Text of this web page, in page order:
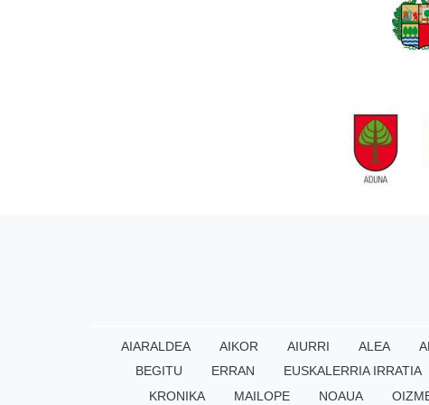
AIARALDEA AIKOR AIURRI ALEA
BEGITU
ERRAN EUSKALERRIA IRRATIA
KRONIKA
MAILOPE NOAUA